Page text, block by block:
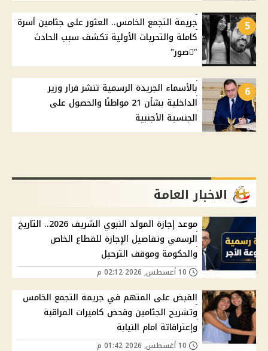
5
جريمة التجمع الخامس.. العثور على جثامين أسرة
كاملة والتحريات الأولية تكشف سبب الحادث
"ًصور"
6
بالأسماء الجريدة الرسمية تنشر قرار وزير
الداخلية بشأن 21 مواطنًا والحصول على
الجنسية الأجنبية
الاخبار العامة
موعد إجازة المولد النبوي الشريف 2026.. التاريخ
الرسمي وتفاصيل الإجازة للقطاع الخاص
والحكومة وموقف الترحيل
القبض على المتهم في جريمة التجمع الخامس
وتشريح الجثامين وفحص كاميرات المراقبة
وإعترافاتة امام النيابة